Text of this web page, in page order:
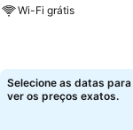
Wi-Fi grátis
Selecione as datas para
ver os preços exatos.